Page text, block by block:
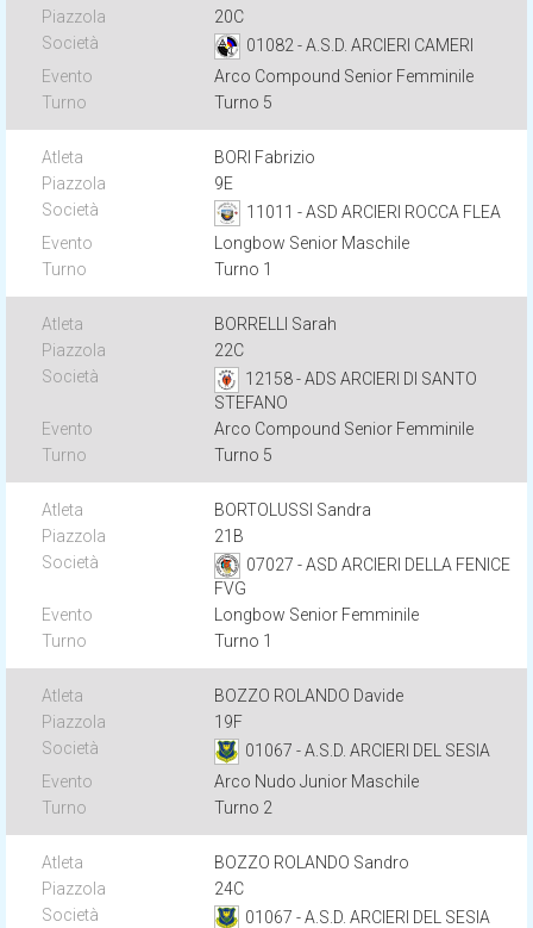
20C
01082 - A.S.D. ARCIERI CAMERI
Arco Compound Senior Femminile
Turno 5
BORI Fabrizio
9E
11011 - ASD ARCIERI ROCCA FLEA
Longbow Senior Maschile
Turno 1
BORRELLI Sarah
22C
12158 - ADS ARCIERI DI SANTO
STEFANO
Arco Compound Senior Femminile
Turno 5
BORTOLUSSI Sandra
21B
07027 - ASD ARCIERI DELLA FENICE
FVG
Longbow Senior Femminile
Turno 1
BOZZO ROLANDO Davide
19F
01067 - A.S.D. ARCIERI DEL SESIA
Arco Nudo Junior Maschile
Turno 2
BOZZO ROLANDO Sandro
24C
01067 - A.S.D. ARCIERI DEL SESIA